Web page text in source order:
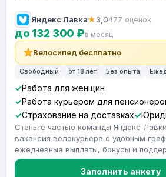
Яндекс Лавка★3,0477 оценок
до 132 300 ₽в месяц
Велосипед бесплатно
Свободный от 18 лет Без опыта
Работа для женщин
Работа курьером для
Страхование на доставках
Станьте частью команды Яндекс
вакансия велокурьера с удобным
ежедневные выплаты, бонусы и
Заполнить анкету